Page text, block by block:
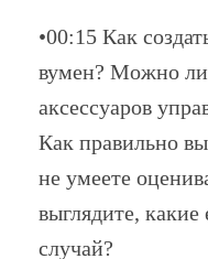
•00:15 Как
вумен? Можно
аксессуаров
Как правильно
не умеете
выглядите, какие
случай?